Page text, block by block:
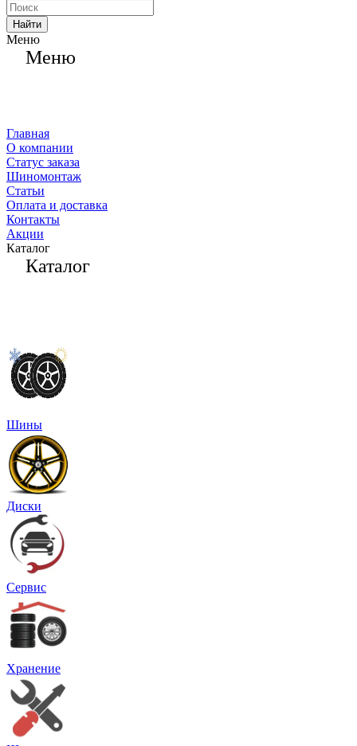
Найти
Меню
Меню
Главная
О компании
Статус заказа
Шиномонтаж
Статьи
Оплата и доставка
Контакты
Акции
Каталог
Каталог
Шины
Диски
Сервис
Хранение